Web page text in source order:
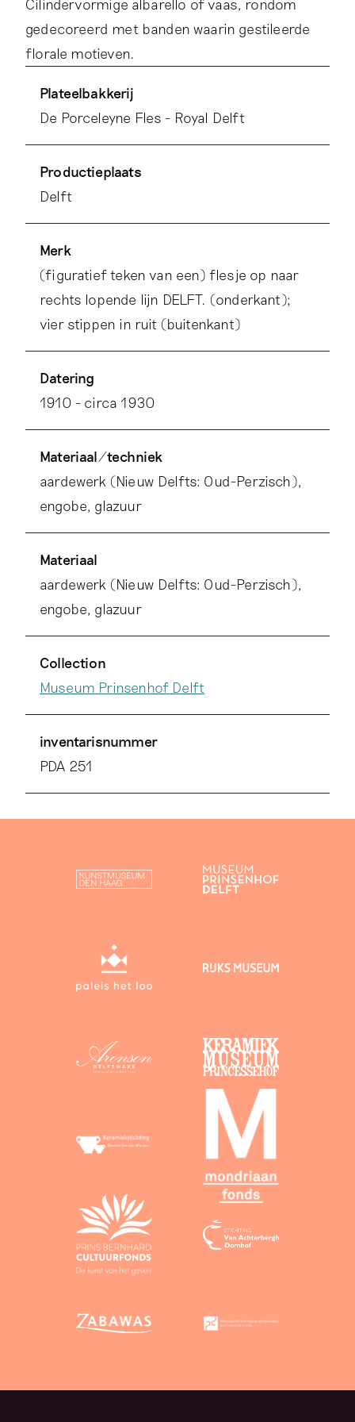
Cilindervormige albarello of vaas, rondom
gedecoreerd met banden waarin gestileerde
florale motieven.
Plateelbakkerij
De Porceleyne Fles - Royal Delft
Productieplaats
Delft
Merk
(figuratief teken van een) flesje op naar
rechts lopende lijn DELFT. (onderkant);
vier stippen in ruit (buitenkant)
Datering
1910 - circa 1930
Materiaal/techniek
aardewerk (Nieuw Delfts: Oud-Perzisch),
engobe, glazuur
Materiaal
aardewerk (Nieuw Delfts: Oud-Perzisch),
engobe, glazuur
Collection
Museum Prinsenhof Delft
inventarisnummer
PDA 251